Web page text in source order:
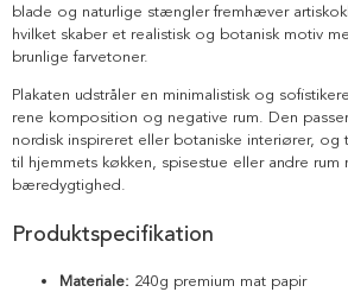
blade og naturlige stængler fremhæver
hvilket skaber et realistisk og botanisk motiv
brunlige farvetoner.
Plakaten udstråler en minimalistisk og
rene komposition og negative rum. Den
nordisk inspireret eller botaniske interiører,
til hjemmets køkken, spisestue eller andre rum
bæredygtighed.
Produktspecifikation
Materiale: 240g premium mat papir